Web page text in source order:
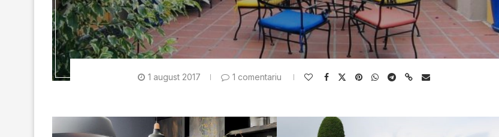
1 august 2017 1 comentariu